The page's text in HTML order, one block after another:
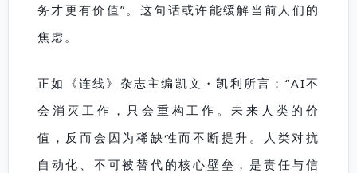
务才更有价值”。这句话或许能缓解当前人们的
焦虑。
正如《连线》杂志主编凯文・凯利所言：“AI不
会消灭工作，只会重构工作。未来人类的价
值，反而会因为稀缺性而不断提升。人类对抗
自动化、不可被替代的核心壁垒，是责任与信